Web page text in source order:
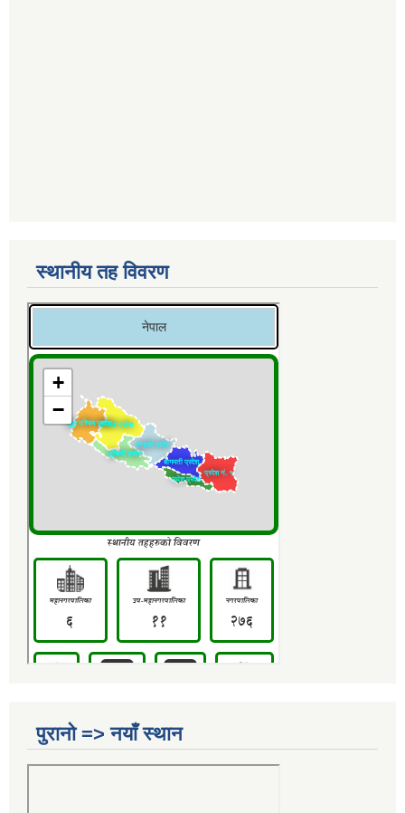
स्थानीय तह विवरण
पुरानो => नयाँ स्थान